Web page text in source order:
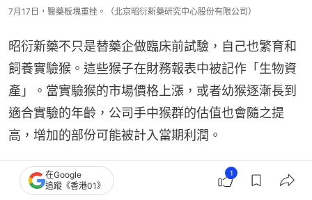
7月17日，醫藥板塊重挫。（北京昭衍新藥研究中心股份有限公司）
昭衍新藥不只是替藥企做臨床前試驗，自己也繁育和
飼養實驗猴。這些猴子在財務報表中被記作「生物資
產」。當實驗猴的市場價格上漲，或者幼猴逐漸長到
適合實驗的年齡，公司手中猴群的估值也會隨之提
高，增加的部份可能被計入當期利潤。
這很像一個人花300萬元買了一套房，幾年後，同小
區的房子漲到了500萬元。房子確實更值錢了，個人
在Google
追蹤《香港01》
1